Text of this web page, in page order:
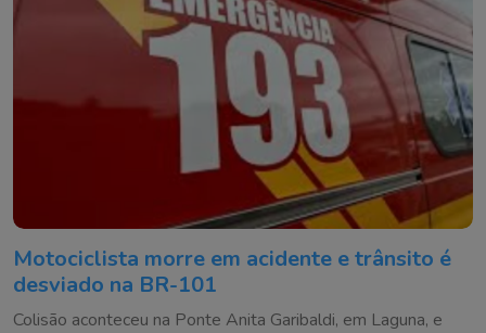
Motociclista morre em acidente e trânsito é
desviado na BR-101
Colisão aconteceu na Ponte Anita Garibaldi, em Laguna, e